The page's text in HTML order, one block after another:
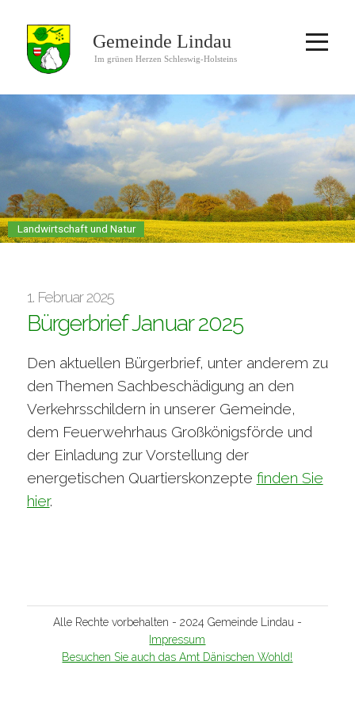
Landwirtschaft und Natur
1. Februar 2025
Bürgerbrief Januar 2025
Den aktuellen Bürgerbrief, unter anderem zu
den Themen Sachbeschädigung an den
Verkehrsschildern in unserer Gemeinde,
dem Feuerwehrhaus Großkönigsförde und
der Einladung zur Vorstellung der
energetischen Quartierskonzepte finden Sie
hier.
Alle Rechte vorbehalten - 2024 Gemeinde Lindau -
Impressum
Besuchen Sie auch das Amt Dänischen Wohld!